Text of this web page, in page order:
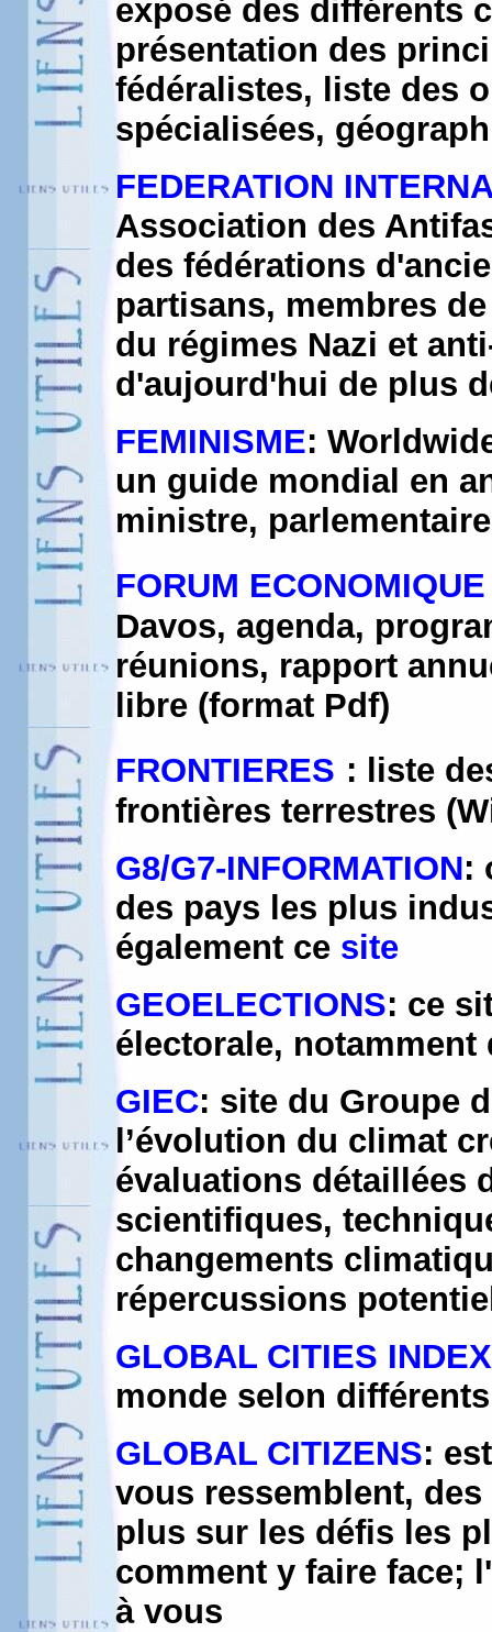
exposé des différents
présentation des
fédéralistes, liste des
spécialisées,
FEDERATION
Association des
des fédérations
partisans, membres
du régimes Nazi et
d'aujourd'hui de plus
FEMINISME:
un guide mondial en
ministre,
FORUM
Davos, agenda,
réunions, rapport
libre (format Pdf)
FRONTIERES : liste
frontières terrestres
G8/G7-INFORMATION:
des pays les plus
également ce site
GEOELECTIONS: ce
électorale, notamment
GIEC: site du Groupe
l’évolution du climat
évaluations détaillées
scientifiques,
changements
répercussions
GLOBAL CITIES INDEX
monde selon
GLOBAL CITIZENS:
vous ressemblent,
plus sur les défis les
comment y faire face;
à vous